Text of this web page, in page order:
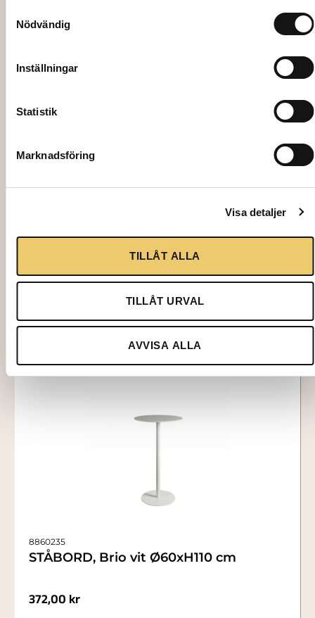
Nödvändig
Inställningar
Statistik
Marknadsföring
Visa detaljer
TILLÅT ALLA
TILLÅT URVAL
AVVISA ALLA
STÅBORD, Kubus, svart, 40x40xH110cm
Lägg till i varukorg
8860235
STÅBORD, Brio vit Ø60xH110 cm
372,00 kr